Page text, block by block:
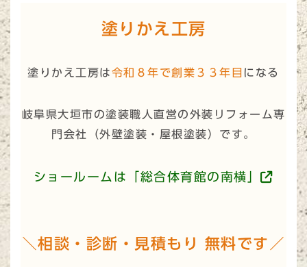
塗りかえ工房
塗りかえ工房は令和８年で創業３３年目 になる
岐阜県大垣市の塗装職人直営の外装リフォーム専
門会社（外壁塗装・屋根塗装）です。
ショールームは「総合体育館の南横」
＼相談・診断・見積もり 無料です／